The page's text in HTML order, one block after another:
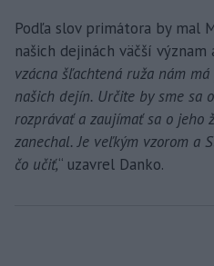
Podľa slov primátora by mal
našich dejinách väčší význam
vzácna šľachtená ruža nám
našich dejín. Určite by sme sa
rozprávať a zaujímať sa o jeho
zanechal. Je veľkým vzorom a
čo učiť,“ uzavrel Danko.